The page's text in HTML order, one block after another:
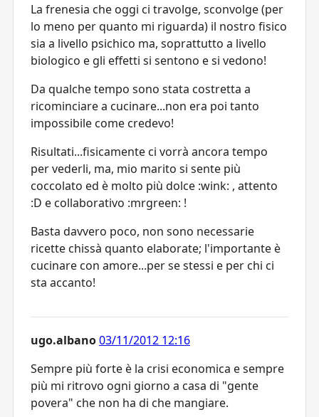
La frenesia che oggi ci travolge, sconvolge (per
lo meno per quanto mi riguarda) il nostro fisico
sia a livello psichico ma, soprattutto a livello
biologico e gli effetti si sentono e si vedono!
Da qualche tempo sono stata costretta a
ricominciare a cucinare...non era poi tanto
impossibile come credevo!
Risultati...fisicamente ci vorrà ancora tempo
per vederli, ma, mio marito si sente più
coccolato ed è molto più dolce :wink: , attento
:D e collaborativo :mrgreen: !
Basta davvero poco, non sono necessarie
ricette chissà quanto elaborate; l'importante è
cucinare con amore...per se stessi e per chi ci
sta accanto!
ugo.albano03/11/2012 12:16
Sempre più forte è la crisi economica e sempre
più mi ritrovo ogni giorno a casa di "gente
povera" che non ha di che mangiare.